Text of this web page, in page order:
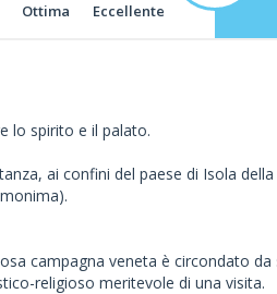
Ottima Eccellente
lo spirito e il palato.
ai confini del paese di Isola
campagna veneta è circondato
religioso meritevole di una visita.